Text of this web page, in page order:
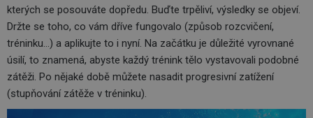
kterých se posouváte dopředu. Buďte trpěliví, výsledky se objeví.
Držte se toho, co vám dříve fungovalo (způsob rozcvičení,
tréninku…) a aplikujte to i nyní. Na začátku je důležité vyrovnané
úsilí, to znamená, abyste každý trénink tělo vystavovali podobné
zátěži. Po nějaké době můžete nasadit progresivní zatížení
(stupňování zátěže v tréninku).